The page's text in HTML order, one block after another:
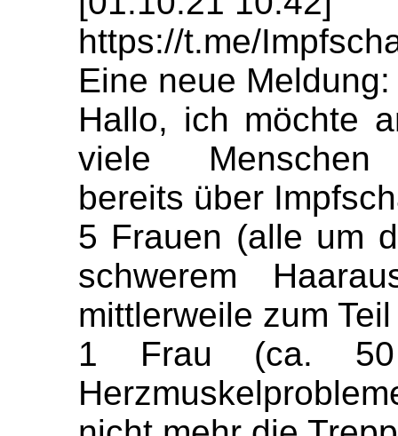
https://t.me/
Eine neue Meldung:
Hallo, ich möchte
viele Menschen
bereits über
5 Frauen (alle um
schwerem
mittlerweile zum
1 Frau (ca. 50